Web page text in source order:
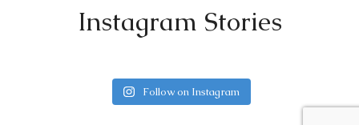
Instagram Stories
Follow on Instagram